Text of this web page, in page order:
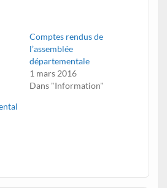
Comptes rendus de
l’assemblée
départementale
1 mars 2016
Dans "Information"